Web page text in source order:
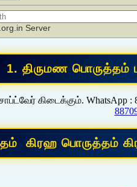
Server
கிடைக்கும். WhatsApp :